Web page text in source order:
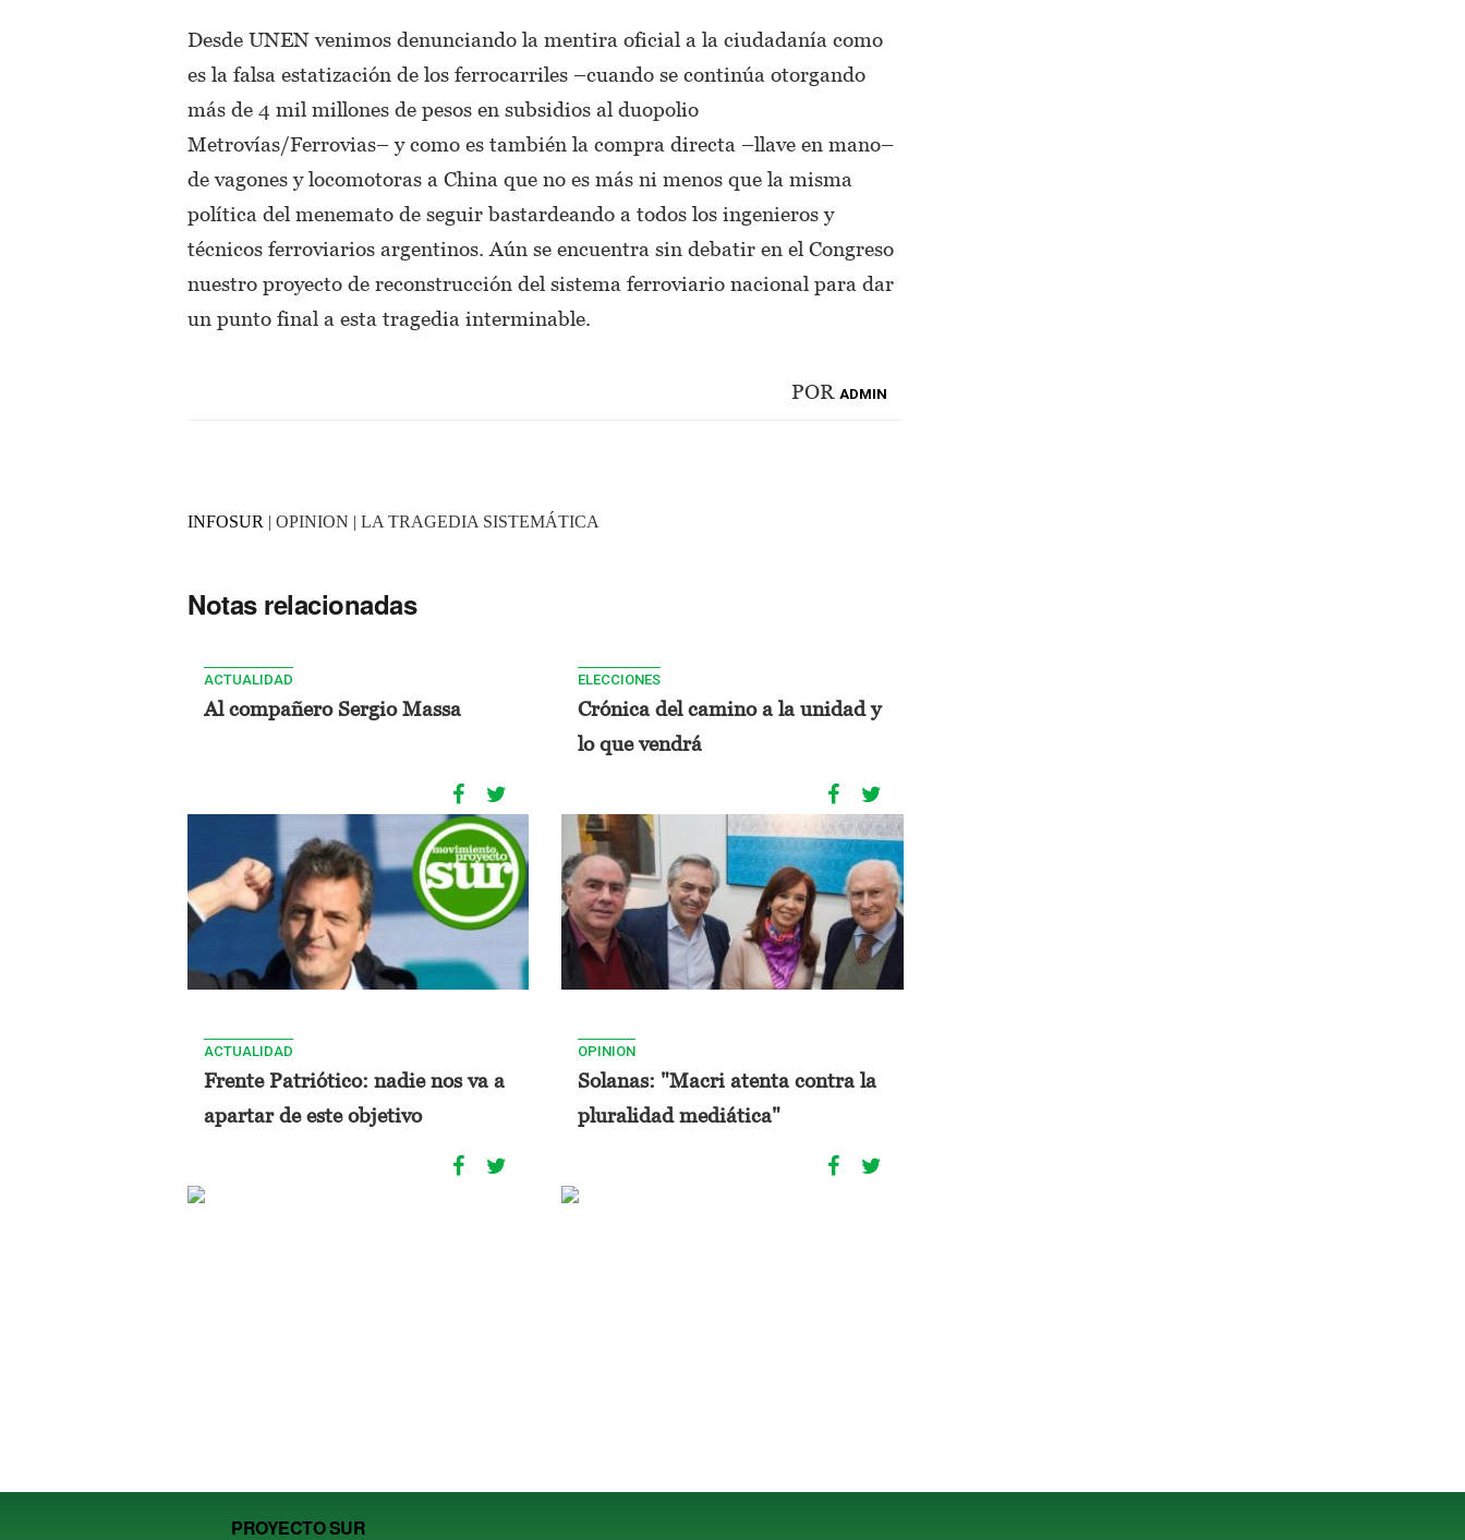
Desde UNEN venimos denunciando la mentira oficial a la ciudadanía como
es la falsa estatización de los ferrocarriles –cuando se continúa otorgando
más de 4 mil millones de pesos en subsidios al duopolio
Metrovías/Ferrovias– y como es también la compra directa –llave en mano–
de vagones y locomotoras a China que no es más ni menos que la misma
política del menemato de seguir bastardeando a todos los ingenieros y
técnicos ferroviarios argentinos. Aún se encuentra sin debatir en el Congreso
nuestro proyecto de reconstrucción del sistema ferroviario nacional para dar
un punto final a esta tragedia interminable.
POR ADMIN
INFOSUR | OPINION | LA TRAGEDIA SISTEMÁTICA
Notas relacionadas
ACTUALIDAD
Al compañero Sergio Massa
ELECCIONES
Crónica del camino a la unidad y
lo que vendrá
ACTUALIDAD
Frente Patriótico: nadie nos va a
apartar de este objetivo
OPINION
Solanas: "Macri atenta contra la
pluralidad mediática"
PROYECTO SUR